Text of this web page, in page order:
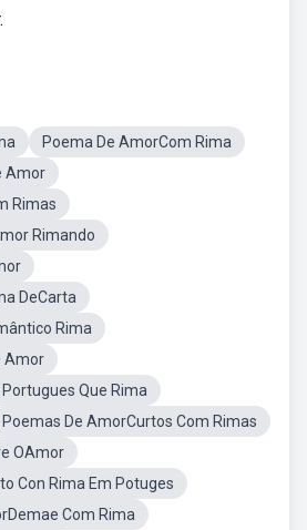
Poema De AmorCom Rima
Amor
Rimas
Rimando
DeCarta
Rima
Amor
Que Rima
Poemas De AmorCurtos Com Rimas
OAmor
Con Rima Em Potuges
Com Rima